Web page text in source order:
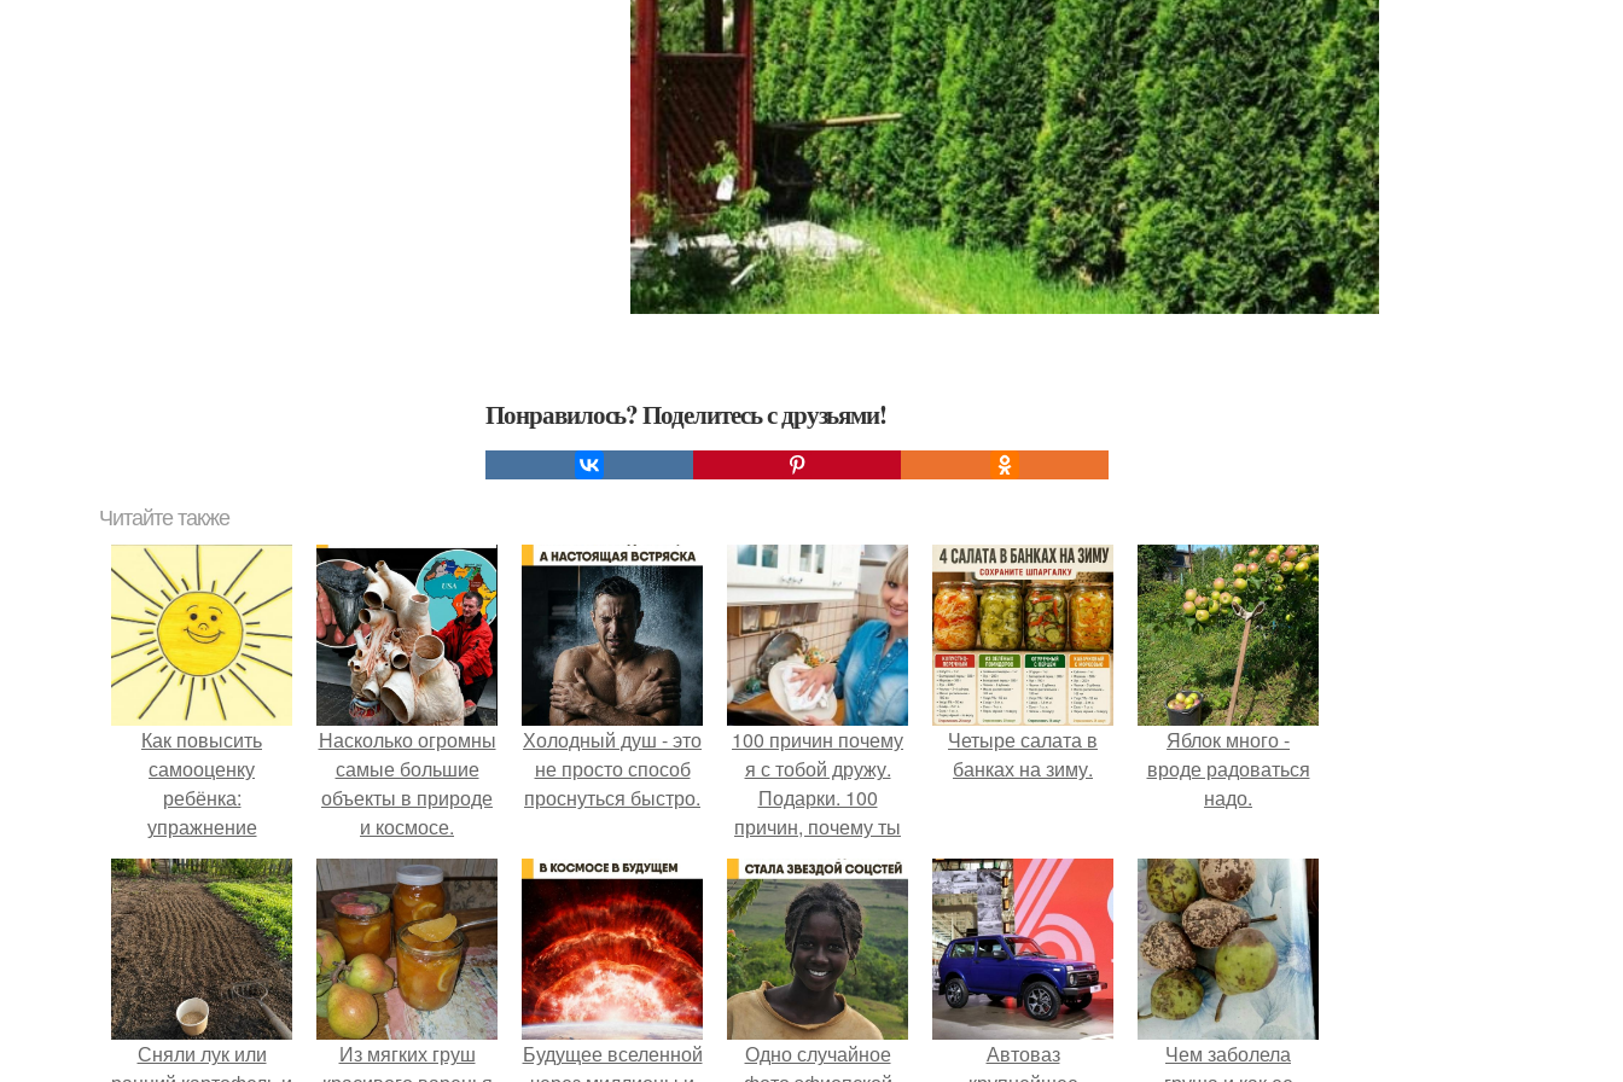
Понравилось? Поделитесь с друзьями!
Читайте также
Как повысить
самооценку
ребёнка:
упражнение
"Солнышко".
Насколько огромны
самые большие
объекты в природе
и космосе.
Холодный душ - это
не просто способ
проснуться быстро.
100 причин почему
я с тобой дружу.
Подарки. 100
причин, почему ты
моя лучшая
подруга.
Четыре салата в
банках на зиму.
Яблок много -
вроде радоваться
надо.
Сняли лук или
Из мягких груш
Будущее вселенной
Одно случайное
Автоваз
Чем заболела